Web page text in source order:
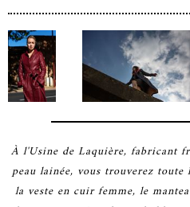
À l'Usine de Laquière, fabricant
peau lainée, vous trouverez
la veste en cuir femme, le